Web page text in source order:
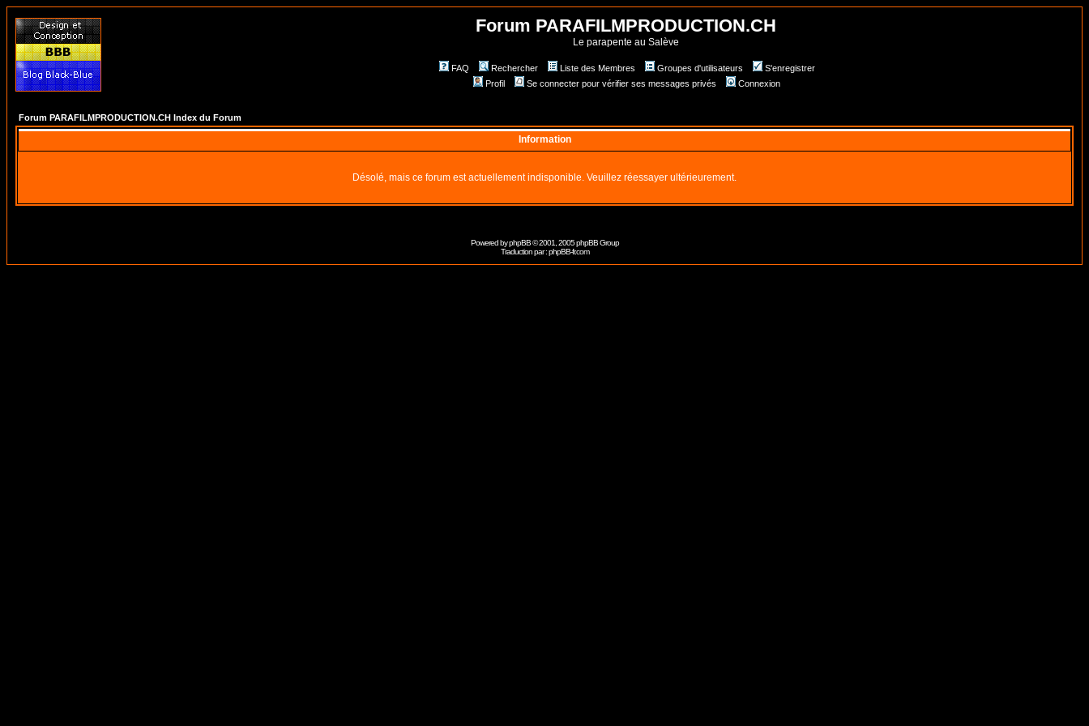
Forum PARAFILMPRODUCTION.CH
Le parapente au Salève
FAQ Rechercher Liste des Membres Groupes d'utilisateurs
S'enregistrer
Profil
Se connecter pour vérifier ses messages privés Connexion
Forum PARAFILMPRODUCTION.CH Index du Forum
Information
Désolé, mais ce forum est actuellement indisponible. Veuillez réessayer ultérieurement.
Powered byphpBB© 2001, 2005 phpBB Group
Traduction par :phpBB-fr.com